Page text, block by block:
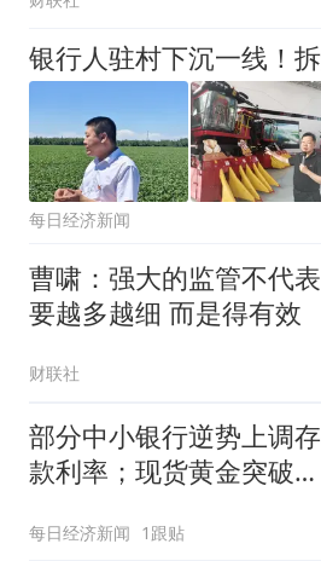
贷资金、自有资金合理配
比
每日经济新闻
曹啸：强大的监管不代表
要越多越细 而是得有效
财联社
部分中小银行逆势上调存
款利率；现货黄金突破
参
每日经济新闻 1跟贴